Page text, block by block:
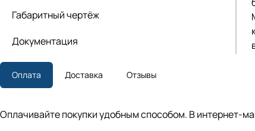
Габаритный чертёж
Документация
Оплата Доставка Отзывы
Оплачивайте покупки удобным способом. В интернет-